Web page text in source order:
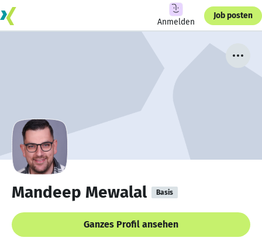
Anmelden
Job posten
Mandeep Mewalal Basis
Ganzes Profil ansehen